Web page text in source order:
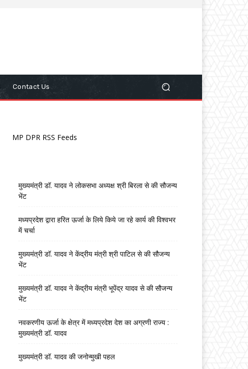
Contact Us
MP DPR RSS Feeds
मुख्यमंत्री डॉ. यादव ने लोकसभा अध्यक्ष श्री बिरला से की सौजन्य
भेंट
मध्यप्रदेश द्वारा हरित ऊर्जा के लिये किये जा रहे कार्य की विश्वभर
में चर्चा
मुख्यमंत्री डॉ. यादव ने केंद्रीय मंत्री श्री पाटिल से की सौजन्य
भेंट
मुख्यमंत्री डॉ. यादव ने केंद्रीय मंत्री भूपेंद्र यादव से की सौजन्य
भेंट
नवकरणीय ऊर्जा के क्षेत्र में मध्यप्रदेश देश का अग्रणी राज्य :
मुख्यमंत्री डॉ. यादव
मुख्यमंत्री डॉ. यादव की जनोन्मुखी पहल